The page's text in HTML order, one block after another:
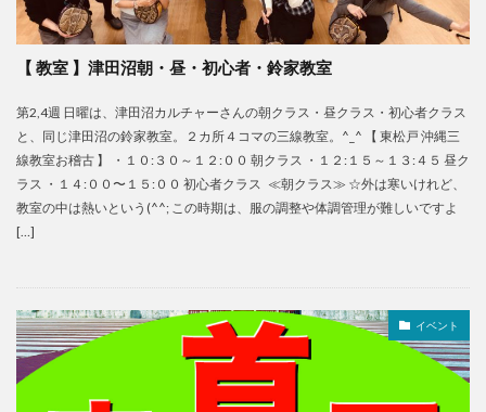
【 教室 】津田沼朝・昼・初心者・鈴家教室
第2,4週 日曜は、津田沼カルチャーさんの朝クラス・昼クラス・初心者クラス
と、同じ津田沼の鈴家教室。２カ所４コマの三線教室。^_^ 【 東松戸 沖縄三
線教室お稽古 】 ・１０:３０～１２:００ 朝クラス ・１２:１５～１３:４５ 昼ク
ラス ・１４:００〜１５:００ 初心者クラス ≪朝クラス≫ ☆外は寒いけれど、
教室の中は熱いという(^^; この時期は、服の調整や体調管理が難しいですよ
[…]
イベント